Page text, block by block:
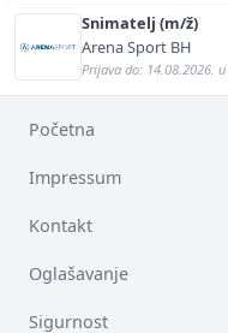
Snimatelj (m/ž)
Arena Sport BH
Prijava do: 14.08.2026.
Početna
Impressum
Kontakt
Oglašavanje
Sigurnost